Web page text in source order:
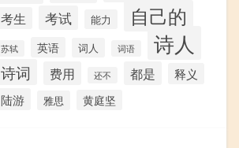
考生 考试 能力 自己的
苏轼 英语 词人 词语 诗人
诗词 费用 还不 都是 释义
陆游 雅思 黄庭坚